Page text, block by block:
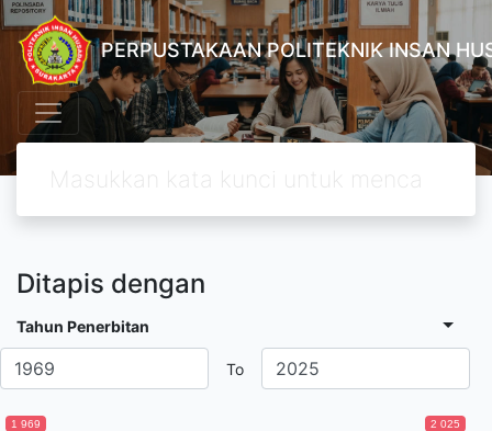
PERPUSTAKAAN POLITEKNIK INSAN
Ditapis dengan
Tahun Penerbitan
To
1 969 2 025